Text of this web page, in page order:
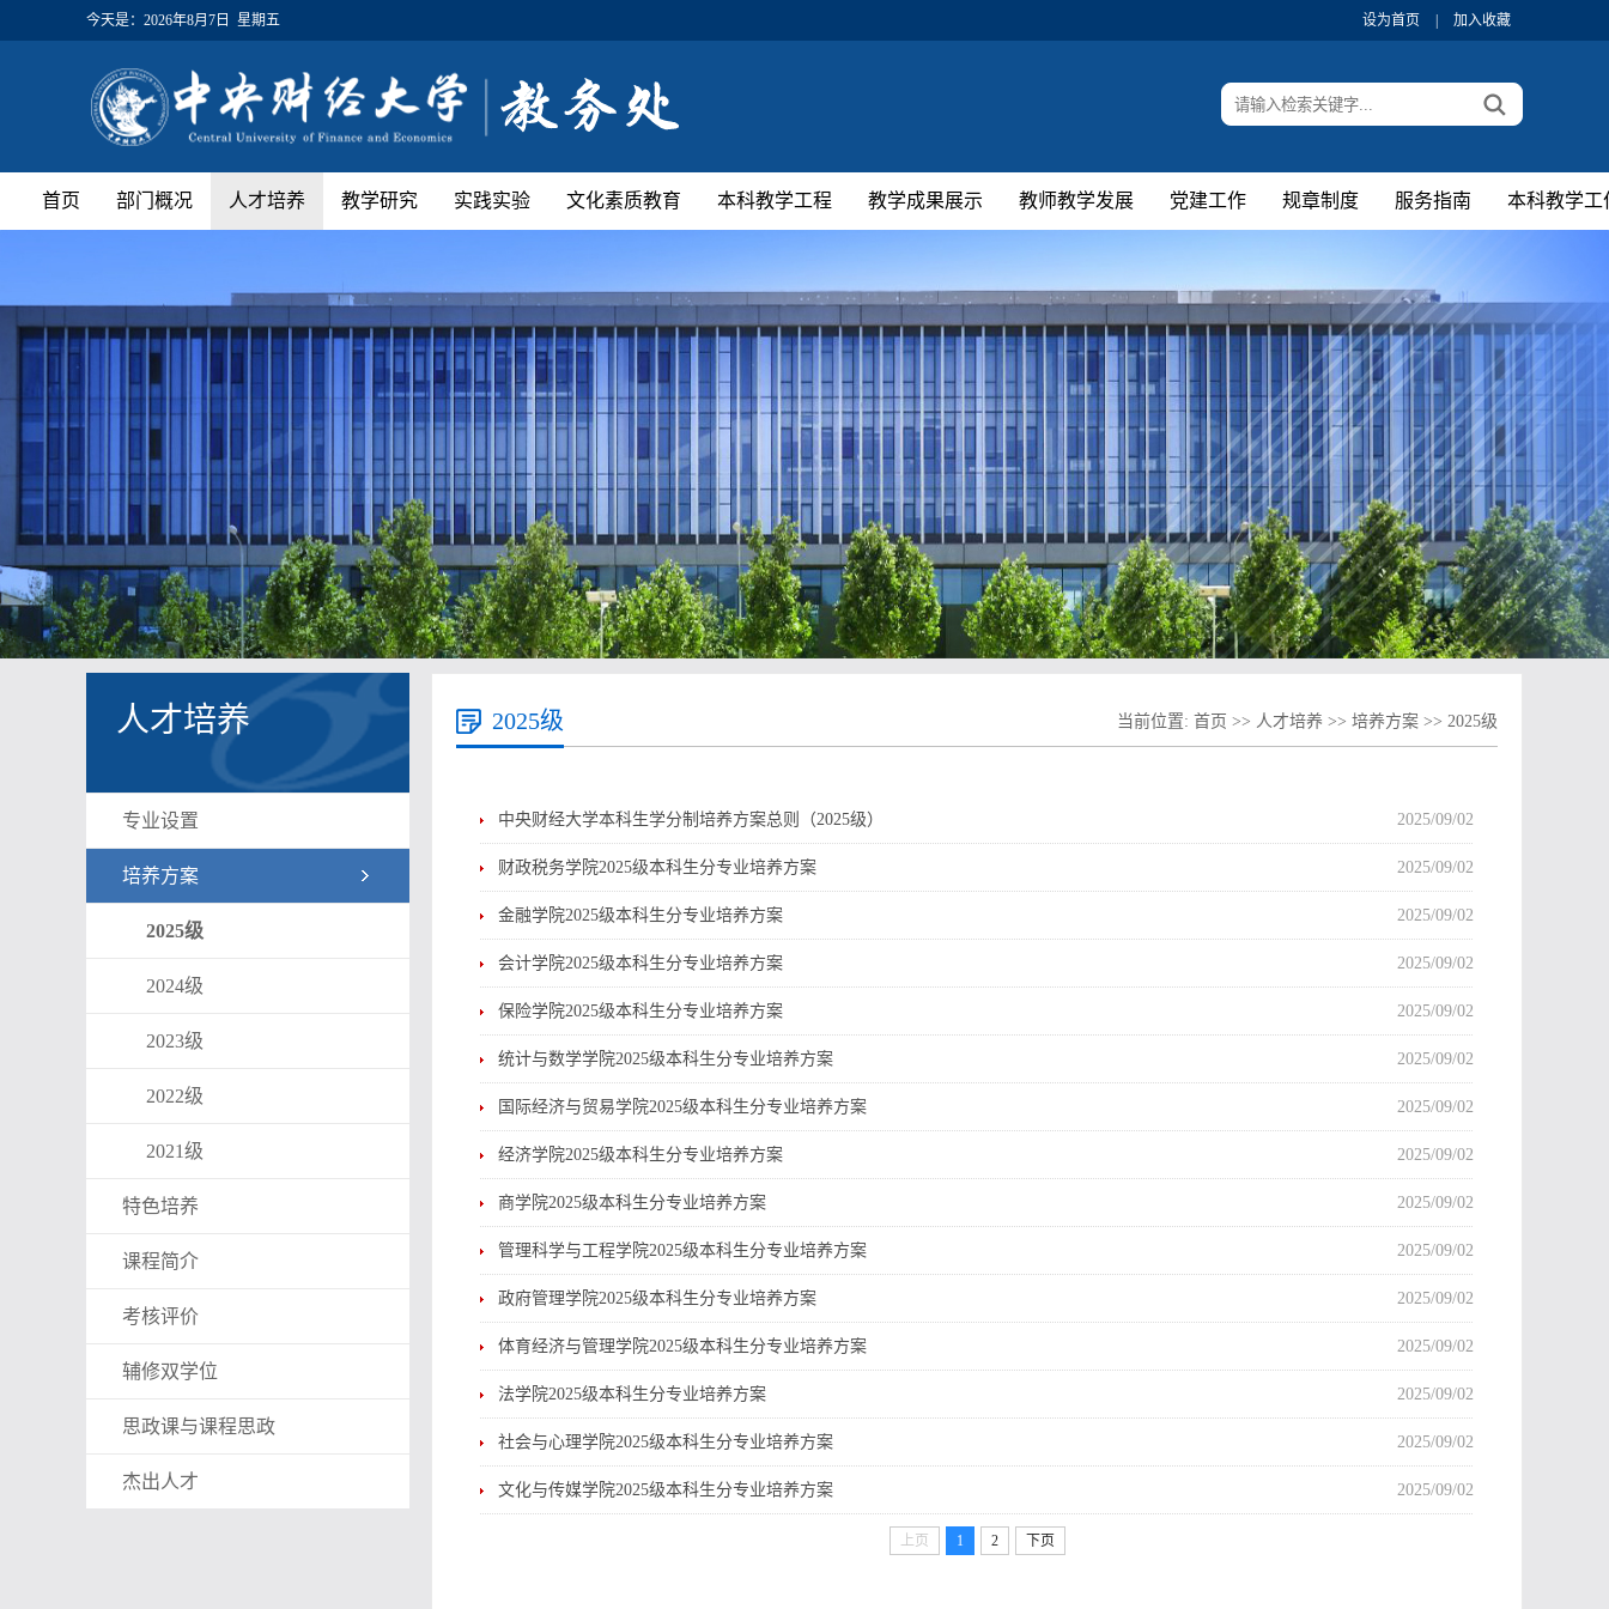
今天是： 2026年8月7日 星期五 设为首页 加入收藏
首页 部门概况 人才培养 教学研究 实践实验 文化素质教育 本科教学工程 教学成果展示 教师教学发展 党建工作 规章制度 服务指南 本科教学工
人才培养
专业设置
培养方案
2025级
2024级
2023级
2022级
2021级
特色培养
课程简介
考核评价
辅修双学位
思政课与课程思政
杰出人才
2025级 当前位置: 首页 >> 人才培养 >> 培养方案 >> 2025级
中央财经大学本科生学分制培养方案总则（2025级） 2025/09/02
财政税务学院2025级本科生分专业培养方案 2025/09/02
金融学院2025级本科生分专业培养方案 2025/09/02
会计学院2025级本科生分专业培养方案 2025/09/02
保险学院2025级本科生分专业培养方案 2025/09/02
统计与数学学院2025级本科生分专业培养方案 2025/09/02
国际经济与贸易学院2025级本科生分专业培养方案 2025/09/02
经济学院2025级本科生分专业培养方案 2025/09/02
商学院2025级本科生分专业培养方案 2025/09/02
管理科学与工程学院2025级本科生分专业培养方案 2025/09/02
政府管理学院2025级本科生分专业培养方案 2025/09/02
体育经济与管理学院2025级本科生分专业培养方案 2025/09/02
法学院2025级本科生分专业培养方案 2025/09/02
社会与心理学院2025级本科生分专业培养方案 2025/09/02
文化与传媒学院2025级本科生分专业培养方案 2025/09/02
上页 1 2 下页